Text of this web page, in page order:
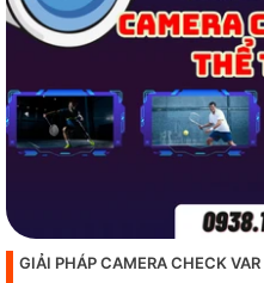
GIẢI PHÁP CAMERA CHECK